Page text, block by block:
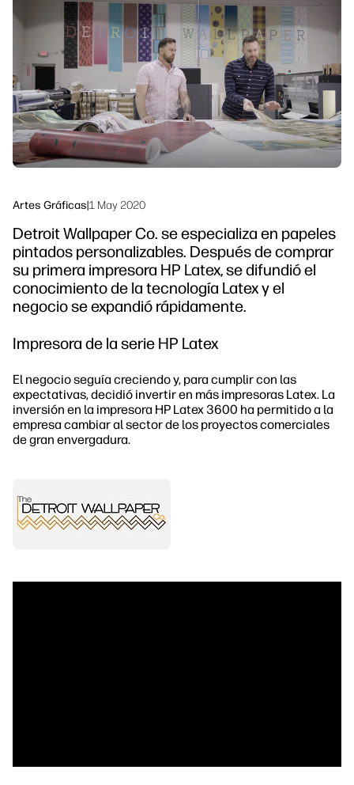
Ponte en contacto con un experto de
HP PrintOS
Síguenos
linkedInfacebook
twitteryoutube
Soluciones de flujo de trabajo
Sostenibilidad
Artes Gráficas|1 May 2020
Detroit Wallpaper Co. se especializa en papeles
pintados personalizables. Después de comprar
su primera impresora HP Latex, se difundió el
conocimiento de la tecnología Latex y el
negocio se expandió rápidamente.
Impresora de la serie HP Latex
El negocio seguía creciendo y, para cumplir con las
expectativas, decidió invertir en más impresoras Latex. La
inversión en la impresora HP Latex 3600 ha permitido a la
empresa cambiar al sector de los proyectos comerciales
de gran envergadura.